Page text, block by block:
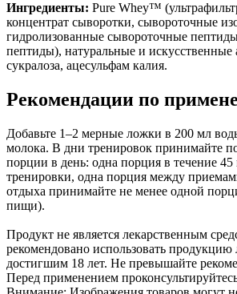
Ингредиенты: Pure Whey™
концентрат сыворотки, сывороточные
гидролизованные сывороточные
пептиды), натуральные и искусственные
сукралоза, ацесульфам калия.
Рекомендации по
Добавьте 1–2 мерные ложки в 200 мл
молока. В дни тренировок принимайте
порции в день: одна порция в течение
тренировки, одна порция между
отдыха принимайте не менее одной
пищи).
Продукт не является лекарственным
рекомендовано использовать
достигшим 18 лет. Не превышайте
Перед применением